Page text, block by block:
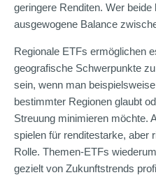
geringere Renditen. Wer
ausgewogene Balance
Regionale ETFs ermöglichen
geografische Schwerpunkte
sein, wenn man
bestimmter Regionen glaubt
Streuung minimieren möchte.
spielen für renditestarke, aber
Rolle. Themen-ETFs
gezielt von Zukunftstrends